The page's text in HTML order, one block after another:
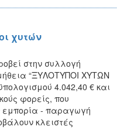
χυτών
στην συλλογή
“ΞΥΛΟΤΥΠΟΙ ΧΥΤΩΝ
4.042,40 € και
φορείς, που
εμπορία - παραγωγή
κλειστές